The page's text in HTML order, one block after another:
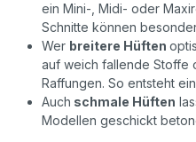
ein Mini-, Midi- oder
Schnitte können
Wer breitere Hüften
auf weich fallende Stoffe
Raffungen. So entsteht
Auch schmale Hüften
Modellen geschickt